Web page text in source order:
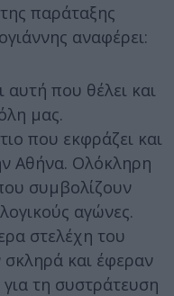
παράταξης
αναφέρει:
που θέλει και
μας.
που εκφράζει και
Αθήνα. Ολόκληρη
συμβολίζουν
αγώνες.
στελέχη του
και έφεραν
τη συστράτευση